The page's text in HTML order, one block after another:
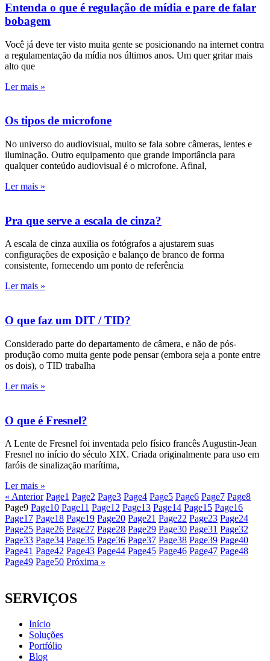
Entenda o que é regulação de mídia e pare de falar
bobagem
Você já deve ter visto muita gente se posicionando na internet contra
a regulamentação da mídia nos últimos anos. Um quer gritar mais
alto que
Ler mais »
Os tipos de microfone
No universo do audiovisual, muito se fala sobre câmeras, lentes e
iluminação. Outro equipamento que grande importância para
qualquer conteúdo audiovisual é o microfone. Afinal,
Ler mais »
Pra que serve a escala de cinza?
A escala de cinza auxilia os fotógrafos a ajustarem suas
configurações de exposição e balanço de branco de forma
consistente, fornecendo um ponto de referência
Ler mais »
O que faz um DIT / TID?
Considerado parte do departamento de câmera, e não de pós-
produção como muita gente pode pensar (embora seja a ponte entre
os dois), o TID trabalha
Ler mais »
O que é Fresnel?
A Lente de Fresnel foi inventada pelo físico francês Augustin-Jean
Fresnel no início do século XIX. Criada originalmente para uso em
faróis de sinalização marítima,
Ler mais »
« Anterior Page1 Page2 Page3 Page4 Page5 Page6 Page7 Page8
Page9 Page10 Page11 Page12 Page13 Page14 Page15 Page16
Page17 Page18 Page19 Page20 Page21 Page22 Page23 Page24
Page25 Page26 Page27 Page28 Page29 Page30 Page31 Page32
Page33 Page34 Page35 Page36 Page37 Page38 Page39 Page40
Page41 Page42 Page43 Page44 Page45 Page46 Page47 Page48
Page49 Page50 Próxima »
SERVIÇOS
Início
Soluções
Portfólio
Blog